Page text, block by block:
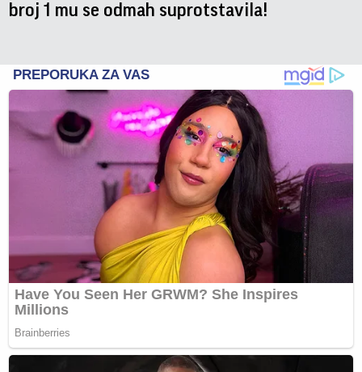
broj 1 mu se odmah suprotstavila!